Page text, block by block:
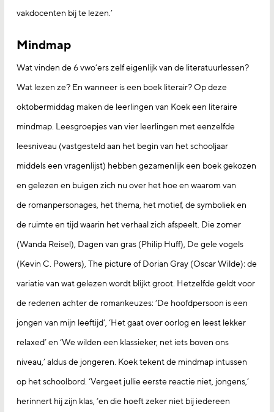
vakdocenten bij te lezen.’
Mindmap
Wat vinden de 6 vwo’ers zelf eigenlijk van de literatuurlessen?
Wat lezen ze? En wanneer is een boek literair? Op deze
oktobermiddag maken de leerlingen van Koek een literaire
mindmap. Leesgroepjes van vier leerlingen met eenzelfde
leesniveau (vastgesteld aan het begin van het schooljaar
middels een vragenlijst) hebben gezamenlijk een boek gekozen
en gelezen en buigen zich nu over het hoe en waarom van
de romanpersonages, het thema, het motief, de symboliek en
de ruimte en tijd waarin het verhaal zich afspeelt. Die zomer
(Wanda Reisel), Dagen van gras (Philip Huff), De gele vogels
(Kevin C. Powers), The picture of Dorian Gray (Oscar Wilde): de
variatie van wat gelezen wordt blijkt groot. Hetzelfde geldt voor
de redenen achter de romankeuzes: ‘De hoofdpersoon is een
jongen van mijn leeftijd’, ‘Het gaat over oorlog en leest lekker
relaxed’ en ‘We wilden een klassieker, net iets boven ons
niveau,’ aldus de jongeren. Koek tekent de mindmap intussen
op het schoolbord. ‘Vergeet jullie eerste reactie niet, jongens,’
herinnert hij zijn klas, ‘en die hoeft zeker niet bij iedereen